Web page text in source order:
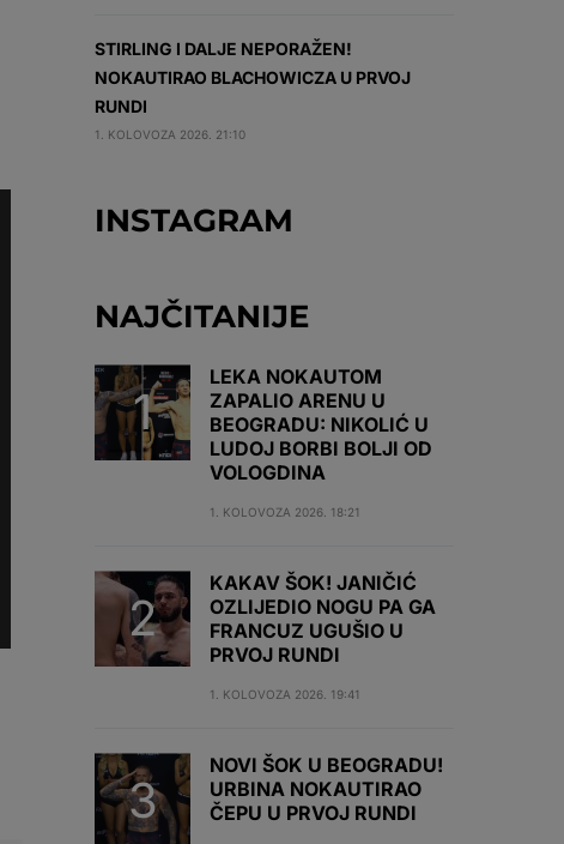
STIRLING I DALJE NEPORAŽEN!
NOKAUTIRAO BLACHOWICZA U PRVOJ
RUNDI
1. KOLOVOZA 2026. 21:10
INSTAGRAM
NAJČITANIJE
LEKA NOKAUTOM
ZAPALIO ARENU U
BEOGRADU: NIKOLIĆ U
LUDOJ BORBI BOLJI OD
VOLOGDINA
1. KOLOVOZA 2026. 18:21
KAKAV ŠOK! JANIČIĆ
OZLIJEDIO NOGU PA GA
FRANCUZ UGUŠIO U
PRVOJ RUNDI
1. KOLOVOZA 2026. 19:41
NOVI ŠOK U BEOGRADU!
URBINA NOKAUTIRAO
ČEPU U PRVOJ RUNDI